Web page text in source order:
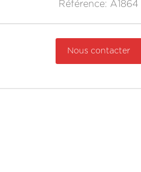
Référence: A1864
Nous contacter